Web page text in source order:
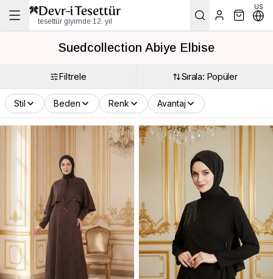
tesettür giyimde 12. yıl
US
Suedcollection Abiye Elbise
Filtrele Sırala: Popüler
Stil Beden Renk Avantaj